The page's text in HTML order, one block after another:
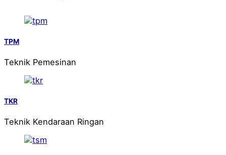
TPM
Teknik Pemesinan
TKR
Teknik Kendaraan Ringan